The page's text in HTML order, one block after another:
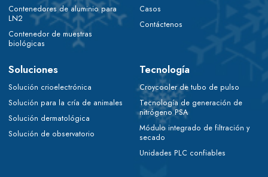
Contenedores de aluminio para
LN2
Contenedor de muestras
biológicas
Casos
Contáctenos
Soluciones
Solución crioelectrónica
Solución para la cría de animales
Solución dermatológica
Solución de observatorio
Tecnología
Croycooler de tubo de pulso
Tecnología de generación de
nitrógeno PSA
Módulo integrado de filtración y
secado
Unidades PLC confiables